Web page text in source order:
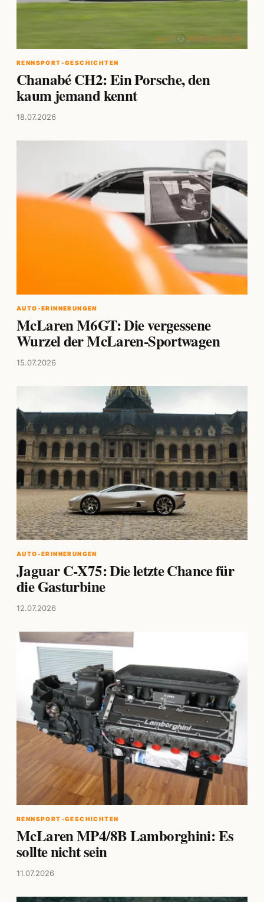
RENNSPORT-GESCHICHTEN
Chanabé CH2: Ein Porsche, den
kaum jemand kennt
18.07.2026
AUTO-ERINNERUNGEN
McLaren M6GT: Die vergessene
Wurzel der McLaren-Sportwagen
15.07.2026
AUTO-ERINNERUNGEN
Jaguar C-X75: Die letzte Chance für
die Gasturbine
12.07.2026
RENNSPORT-GESCHICHTEN
McLaren MP4/8B Lamborghini: Es
sollte nicht sein
11.07.2026